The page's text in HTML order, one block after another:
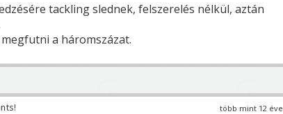
tackling slednek, felszerelés nélkül, aztán
a háromszázat.
több mint 12 éve